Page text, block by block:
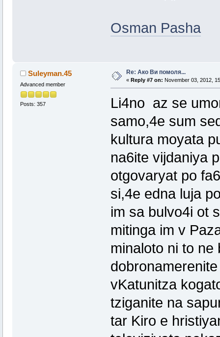
Osman Pasha
Suleyman.45
Advanced member
Posts: 357
Re: Ако Ви помоля...
« Reply #7 on: November 03, 2012,
Li4no az se
samo,4e sum
kultura moyata
na6ite vijdaniya
otgovaryat po
si,4e edna luja
im sa bulvo4i ot
mitinga im v
minaloto ni to ne
vKatunitza
tziganite na
tar Kiro e